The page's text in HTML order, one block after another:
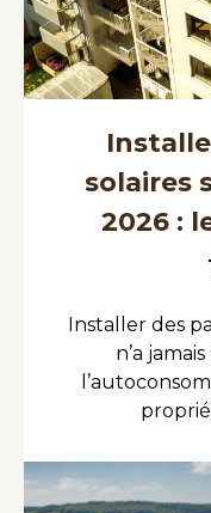
solaires
2026 :
Installer des
n’a